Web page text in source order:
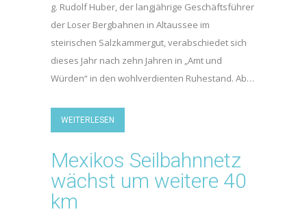
g. Rudolf Huber, der langjährige Geschäftsführer
der Loser Bergbahnen in Altaussee im
steirischen Salzkammergut, verabschiedet sich
dieses Jahr nach zehn Jahren in „Amt und
Würden“ in den wohlverdienten Ruhestand. Ab…
WEITERLESEN
Mexikos Seilbahnnetz
wächst um weitere 40
km